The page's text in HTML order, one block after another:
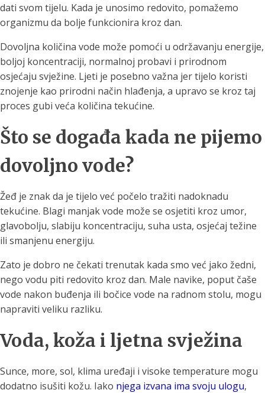
dati svom tijelu. Kada je unosimo redovito, pomažemo
organizmu da bolje funkcionira kroz dan.
Dovoljna količina vode može pomoći u održavanju energije,
boljoj koncentraciji, normalnoj probavi i prirodnom
osjećaju svježine. Ljeti je posebno važna jer tijelo koristi
znojenje kao prirodni način hlađenja, a upravo se kroz taj
proces gubi veća količina tekućine.
Što se događa kada ne pijemo
dovoljno vode?
Žeđ je znak da je tijelo već počelo tražiti nadoknadu
tekućine. Blagi manjak vode može se osjetiti kroz umor,
glavobolju, slabiju koncentraciju, suha usta, osjećaj težine
ili smanjenu energiju.
Zato je dobro ne čekati trenutak kada smo već jako žedni,
nego vodu piti redovito kroz dan. Male navike, poput čaše
vode nakon buđenja ili bočice vode na radnom stolu, mogu
napraviti veliku razliku.
Voda, koža i ljetna svježina
Sunce, more, sol, klima uređaji i visoke temperature mogu
dodatno isušiti kožu. Iako njega izvana ima svoju ulogu,